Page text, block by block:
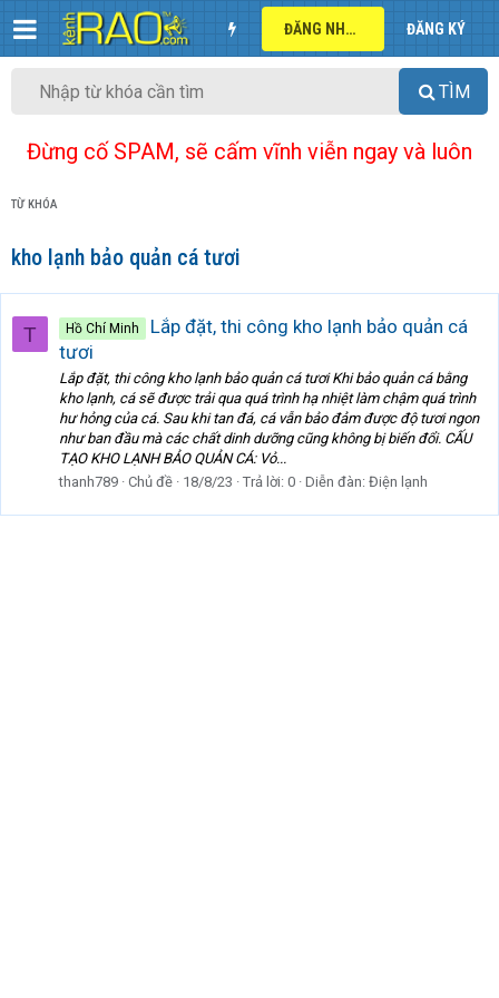
ĐĂNG NHẬP ĐĂNG KÝ
TÌM
Đừng cố SPAM, sẽ cấm vĩnh viễn ngay và luôn
TỪ KHÓA
kho lạnh bảo quản cá tươi
T Hồ Chí Minh
Lắp đặt, thi công kho lạnh bảo quản cá
tươi
Lắp đặt, thi công kho lạnh bảo quản cá tươi Khi bảo quản cá bằng
kho lạnh, cá sẽ được trải qua quá trình hạ nhiệt làm chậm quá trình
hư hỏng của cá. Sau khi tan đá, cá vẫn bảo đảm được độ tươi ngon
như ban đầu mà các chất dinh dưỡng cũng không bị biến đổi. CẤU
TẠO KHO LẠNH BẢO QUẢN CÁ: Vỏ...
thanh789 Chủ đề 18/8/23 Trả lời: 0 Diễn đàn: Điện lạnh